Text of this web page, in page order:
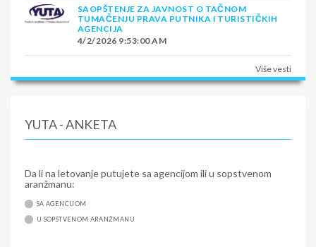
SAOPŠTENJE ZA JAVNOST O TAČNOM
TUMAČENJU PRAVA PUTNIKA I TURISTIČKIH
AGENCIJA
4/2/2026 9:53:00 AM
Više vesti
YUTA - ANKETA
Da li na letovanje putujete sa agencijom ili u sopstvenom
aranžmanu:
SA AGENCIJOM
U SOPSTVENOM ARANŽMANU